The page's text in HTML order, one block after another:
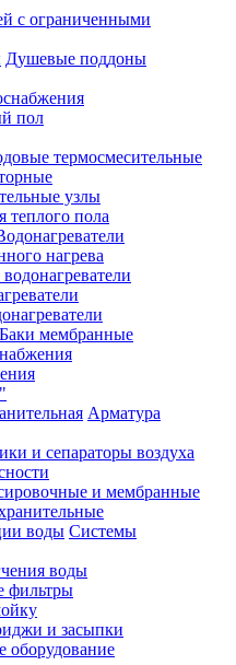
с ограниченными
Душевые поддоны
пол
термосмесительные
узлы
теплого пола
нагрева
Баки мембранные
Арматура
и сепараторы воздуха
и мембранные
Системы
воды
фильтры
и засыпки
оборудование